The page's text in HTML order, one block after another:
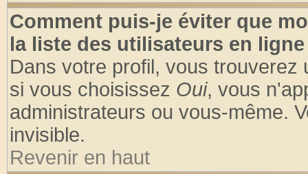
Comment puis-je éviter que
la liste des utilisateurs en
Dans votre profil, vous trouverez
si vous choisissez Oui, vous
administrateurs ou vous-même.
invisible.
Revenir en haut